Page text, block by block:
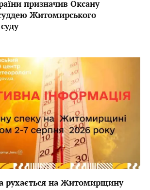
призначив Оксану
Житомирського
рухається на Житомирщину